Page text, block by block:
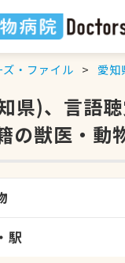
・ファイル 愛知
県)、言語
の獣医・動
駅